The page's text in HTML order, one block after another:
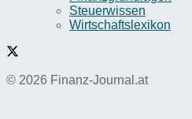
Steuerwissen
Wirtschaftslexikon
© 2026 Finanz-Journal.at